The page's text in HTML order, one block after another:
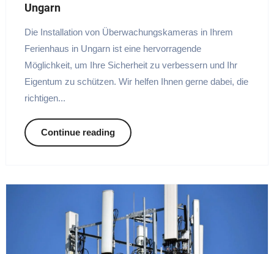
Ungarn
Die Installation von Überwachungskameras in Ihrem
Ferienhaus in Ungarn ist eine hervorragende
Möglichkeit, um Ihre Sicherheit zu verbessern und Ihr
Eigentum zu schützen. Wir helfen Ihnen gerne dabei, die
richtigen...
Continue reading